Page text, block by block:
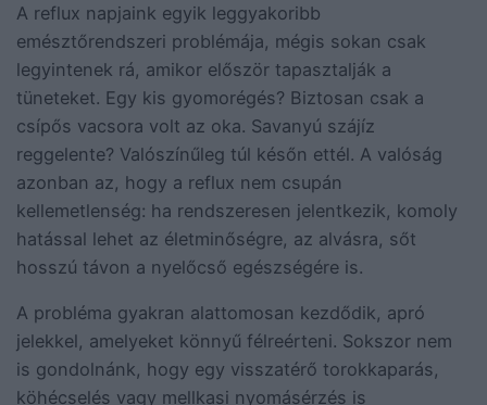
A reflux napjaink egyik leggyakoribb
emésztőrendszeri problémája, mégis sokan csak
legyintenek rá, amikor először tapasztalják a
tüneteket. Egy kis gyomorégés? Biztosan csak a
csípős vacsora volt az oka. Savanyú szájíz
reggelente? Valószínűleg túl későn ettél. A valóság
azonban az, hogy a reflux nem csupán
kellemetlenség: ha rendszeresen jelentkezik, komoly
hatással lehet az életminőségre, az alvásra, sőt
hosszú távon a nyelőcső egészségére is.
A probléma gyakran alattomosan kezdődik, apró
jelekkel, amelyeket könnyű félreérteni. Sokszor nem
is gondolnánk, hogy egy visszatérő torokkaparás,
köhécselés vagy mellkasi nyomásérzés is